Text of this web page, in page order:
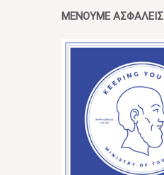
ΜΕΝΟΥΜΕ ΑΣΦΑΛΕΙΣ